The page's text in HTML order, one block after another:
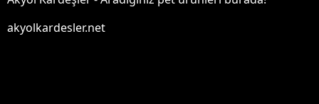
akyolkardesler.net